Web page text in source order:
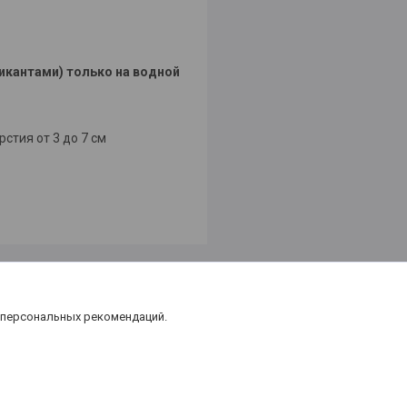
только на водной
от 3 до 7 см
рекомендаций.